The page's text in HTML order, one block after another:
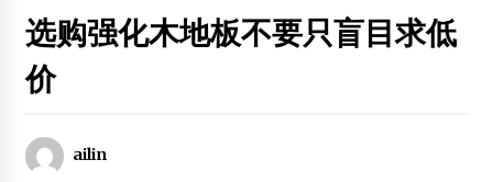
第二届高校木结构设计邀请赛在南工大落幕
木业公司忽视消防安全“吃”罚单
2012年3月28日
选购强化木地板不要只盲目求低
价
ailin